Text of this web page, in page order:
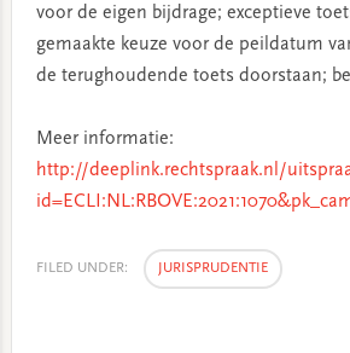
voor de eigen bijdrage; exceptieve
gemaakte keuze voor de peildatum
de terughoudende toets doorstaan;
Meer informatie:
http://deeplink.rechtspraak.nl/
FILED UNDER: JURISPRUDENTIE